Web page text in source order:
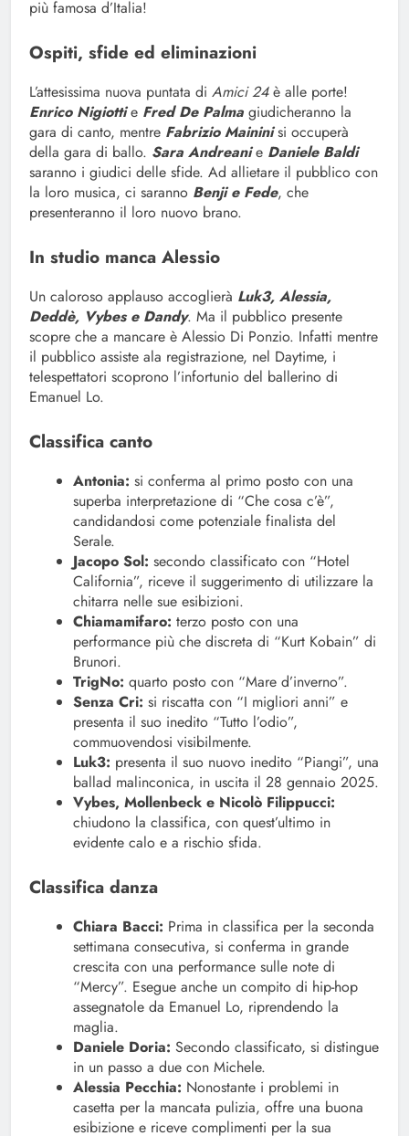
più famosa d’Italia!
Ospiti, sfide ed eliminazioni
L’attesissima nuova puntata di Amici 24è alle porte!
Enrico Nigiottie Fred De Palma giudicheranno la
gara di canto, mentre Fabrizio Maininisi occuperà
della gara di ballo. Sara Andreanie Daniele Baldi
saranno i giudici delle sfide. Ad allietare il pubblico con
la loro musica, ci saranno Benji e Fede, che
presenteranno il loro nuovo brano.
In studio manca Alessio
Un caloroso applauso accoglierà Luk3, Alessia,
Deddè, Vybes e Dandy. Ma il pubblico presente
scopre che a mancare è Alessio Di Ponzio. Infatti mentre
il pubblico assiste ala registrazione, nel Daytime, i
telespettatori scoprono l’infortunio del ballerino di
Emanuel Lo.
Classifica canto
Antonia: si conferma al primo posto con una
superba interpretazione di “Che cosa c’è”,
candidandosi come potenziale finalista del
Serale.
Jacopo Sol: secondo classificato con “Hotel
California”, riceve il suggerimento di utilizzare la
chitarra nelle sue esibizioni.
Chiamamifaro: terzo posto con una
performance più che discreta di “Kurt Kobain” di
Brunori.
TrigNo: quarto posto con “Mare d’inverno”.
Senza Cri: si riscatta con “I migliori anni” e
presenta il suo inedito “Tutto l’odio”,
commuovendosi visibilmente.
Luk3: presenta il suo nuovo inedito “Piangi”, una
ballad malinconica, in uscita il 28 gennaio 2025.
Vybes, Mollenbeck e Nicolò Filippucci:
chiudono la classifica, con quest’ultimo in
evidente calo e a rischio sfida.
Classifica danza
Chiara Bacci: Prima in classifica per la seconda
settimana consecutiva, si conferma in grande
crescita con una performance sulle note di
“Mercy”. Esegue anche un compito di hip-hop
assegnatole da Emanuel Lo, riprendendo la
maglia.
Daniele Doria: Secondo classificato, si distingue
in un passo a due con Michele.
Alessia Pecchia: Nonostante i problemi in
casetta per la mancata pulizia, offre una buona
esibizione e riceve complimenti per la sua